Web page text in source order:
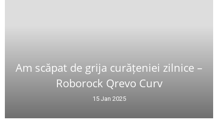
Am scăpat de grija curățeniei zilnice –
Roborock Qrevo Curv
15 Jan 2025